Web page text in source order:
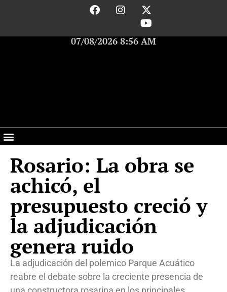
07/08/2026 8:56 AM
Rosario: La obra se
achicó, el
presupuesto creció y
la adjudicación
genera ruido
La adjudicación del polemico Parque Acuático
reabre el debate sobre la creciente presencia de